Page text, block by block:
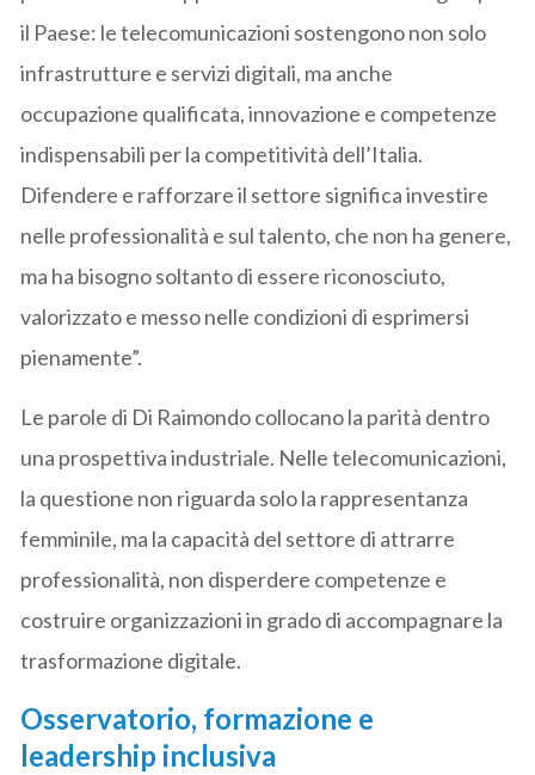
il Paese: le telecomunicazioni sostengono non solo
infrastrutture e servizi digitali, ma anche
occupazione qualificata, innovazione e competenze
indispensabili per la competitività dell’Italia.
Difendere e rafforzare il settore significa investire
nelle professionalità e sul talento, che non ha genere,
ma ha bisogno soltanto di essere riconosciuto,
valorizzato e messo nelle condizioni di esprimersi
pienamente”.
Le parole di Di Raimondo collocano la parità dentro
una prospettiva industriale. Nelle telecomunicazioni,
la questione non riguarda solo la rappresentanza
femminile, ma la capacità del settore di attrarre
professionalità, non disperdere competenze e
costruire organizzazioni in grado di accompagnare la
trasformazione digitale.
Osservatorio, formazione e
leadership inclusiva